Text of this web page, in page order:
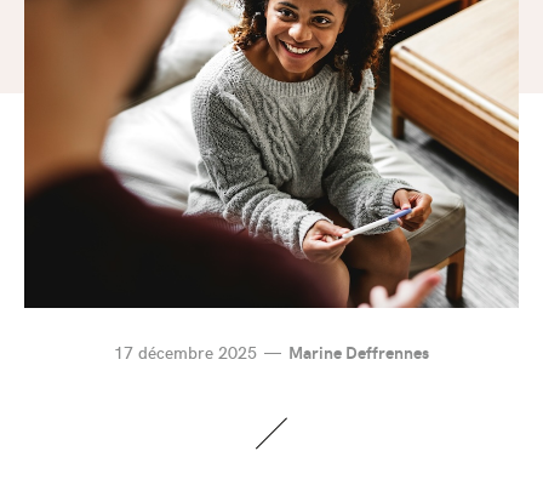
17 décembre 2025 Marine Deffrennes